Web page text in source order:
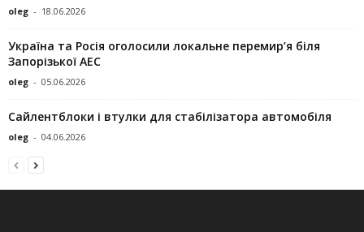
oleg - 18.06.2026
Україна та Росія оголосили локальне перемир’я біля
Запорізької АЕС
oleg - 05.06.2026
Сайлентблоки і втулки для стабілізатора автомобіля
oleg - 04.06.2026